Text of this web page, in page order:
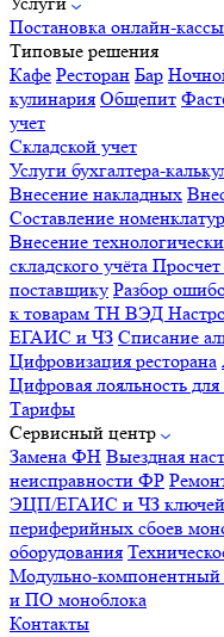
Постановка онлайн-
Типовые решения
Кафе Ресторан Бар
кулинария Общепит
учет
Складской учет
Услуги бухгалтера-
Внесение накладных
Составление
Внесение
складского учёта
поставщику Разбор
к товарам ТН ВЭД
ЕГАИС и ЧЗ Списание
Цифровизация ресторана
Цифровая лояльность для
Тарифы
Сервисный центр
Замена ФН Выездная
неисправности ФР
ЭЦП/ЕГАИС и ЧЗ ключей
периферийных сбоев
оборудования
Модульно-компонентный
и ПО моноблока
Контакты